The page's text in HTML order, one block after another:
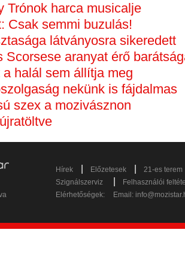
Trónok harca musicalje
Csak semmi buzulás!
látványosra sikeredett
Scorsese aranyat érő
halál sem állítja meg
nekünk is fájdalmas
szex a mozivásznon
Hírek Előzetesek
21-es terem
Szignálszerviz
Felhasználói
Elérhetőségek:
Email: